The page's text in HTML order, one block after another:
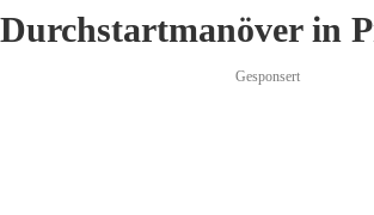
Durchstartmanöver in
Gesponsert